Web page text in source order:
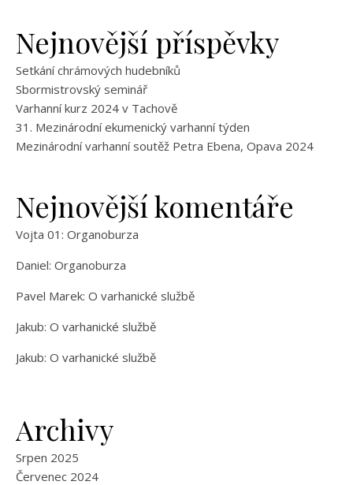
Nejnovější příspěvky
Setkání chrámových hudebníků
Sbormistrovský seminář
Varhanní kurz 2024 v Tachově
31. Mezinárodní ekumenický varhanní týden
Mezinárodní varhanní soutěž Petra Ebena, Opava 2024
Nejnovější komentáře
Vojta 01 : Organoburza
Daniel: Organoburza
Pavel Marek: O varhanické službě
Jakub: O varhanické službě
Jakub: O varhanické službě
Archivy
Srpen 2025
Červenec 2024